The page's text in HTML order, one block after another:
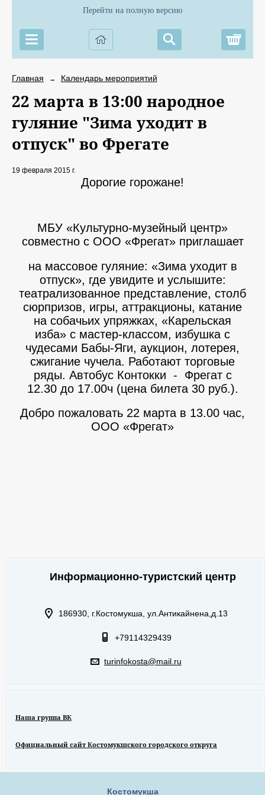
Перейти на полную версию
Главная → Календарь мероприятий
22 марта в 13:00 народное
гуляние "Зима уходит в
отпуск" во Фрегате
19 февраля 2015 г.
Дорогие горожане!
МБУ «Культурно-музейный центр»
совместно с ООО «Фрегат» приглашает
на массовое гуляние: «Зима уходит в
отпуск», где увидите и услышите:
театрализованное представление, столб
сюрпризов, игры, аттракционы, катание
на собачьих упряжках, «Карельская
изба» с мастер-классом, избушка с
чудесами Бабы-Яги, аукцион, лотерея,
сжигание чучела. Работают торговые
ряды. Автобус Контокки - Фрегат с
12.30 до 17.00ч (цена билета 30 руб.).
Добро пожаловать 22 марта в 13.00 час,
ООО «Фрегат»
Информационно-туристский центр
186930, г.Костомукша, ул.Антикайнена,д.13
+79114329439
turinfokosta@mail.ru
Наша группа ВК
Официальный сайт Костомукшского городского откруга
Костомукша